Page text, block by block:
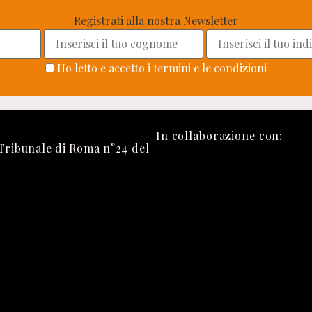
Registrati alla nostra Newsletter
Ho letto e accetto i termini e le condizioni
di Roma n°24 del
In collaborazione con: